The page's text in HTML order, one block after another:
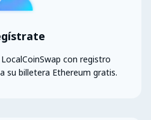
con registro
su billetera Ethereum gratis.